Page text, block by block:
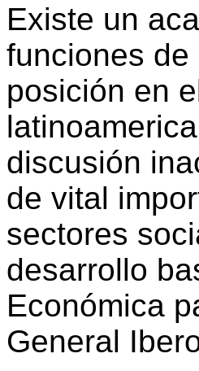
Existe un
funciones
posición en
discusión
de vital
sectores
desarrollo
Económica
General